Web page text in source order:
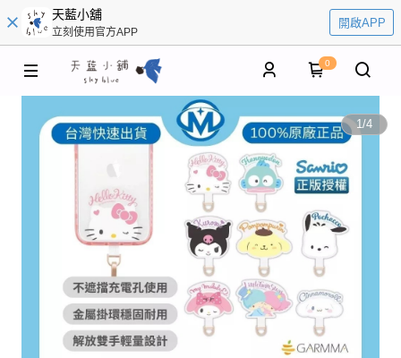
天藍小舖
立刻使用官方APP
開啟APP
0
1/4